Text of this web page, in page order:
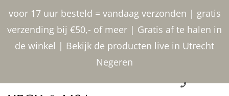
voor 17 uur besteld = vandaag verzonden | gratis
verzending bij €50,- of meer | Gratis af te halen in
de winkel | Bekijk de producten live in Utrecht
Negeren
inhoud
030 2400000